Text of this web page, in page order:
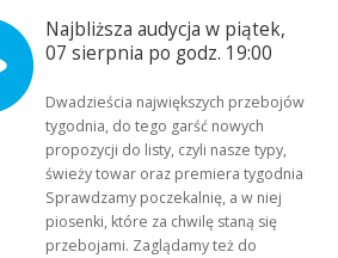
Najbliższa audycja w piątek,
07 sierpnia po godz. 19:00
Dwadzieścia największych przebojów
tygodnia, do tego garść nowych
propozycji do listy, czyli nasze typy,
świeży towar oraz premiera tygodnia!
Sprawdzamy poczekalnię, a w niej
piosenki, które za chwilę staną się
przebojami. Zaglądamy też do